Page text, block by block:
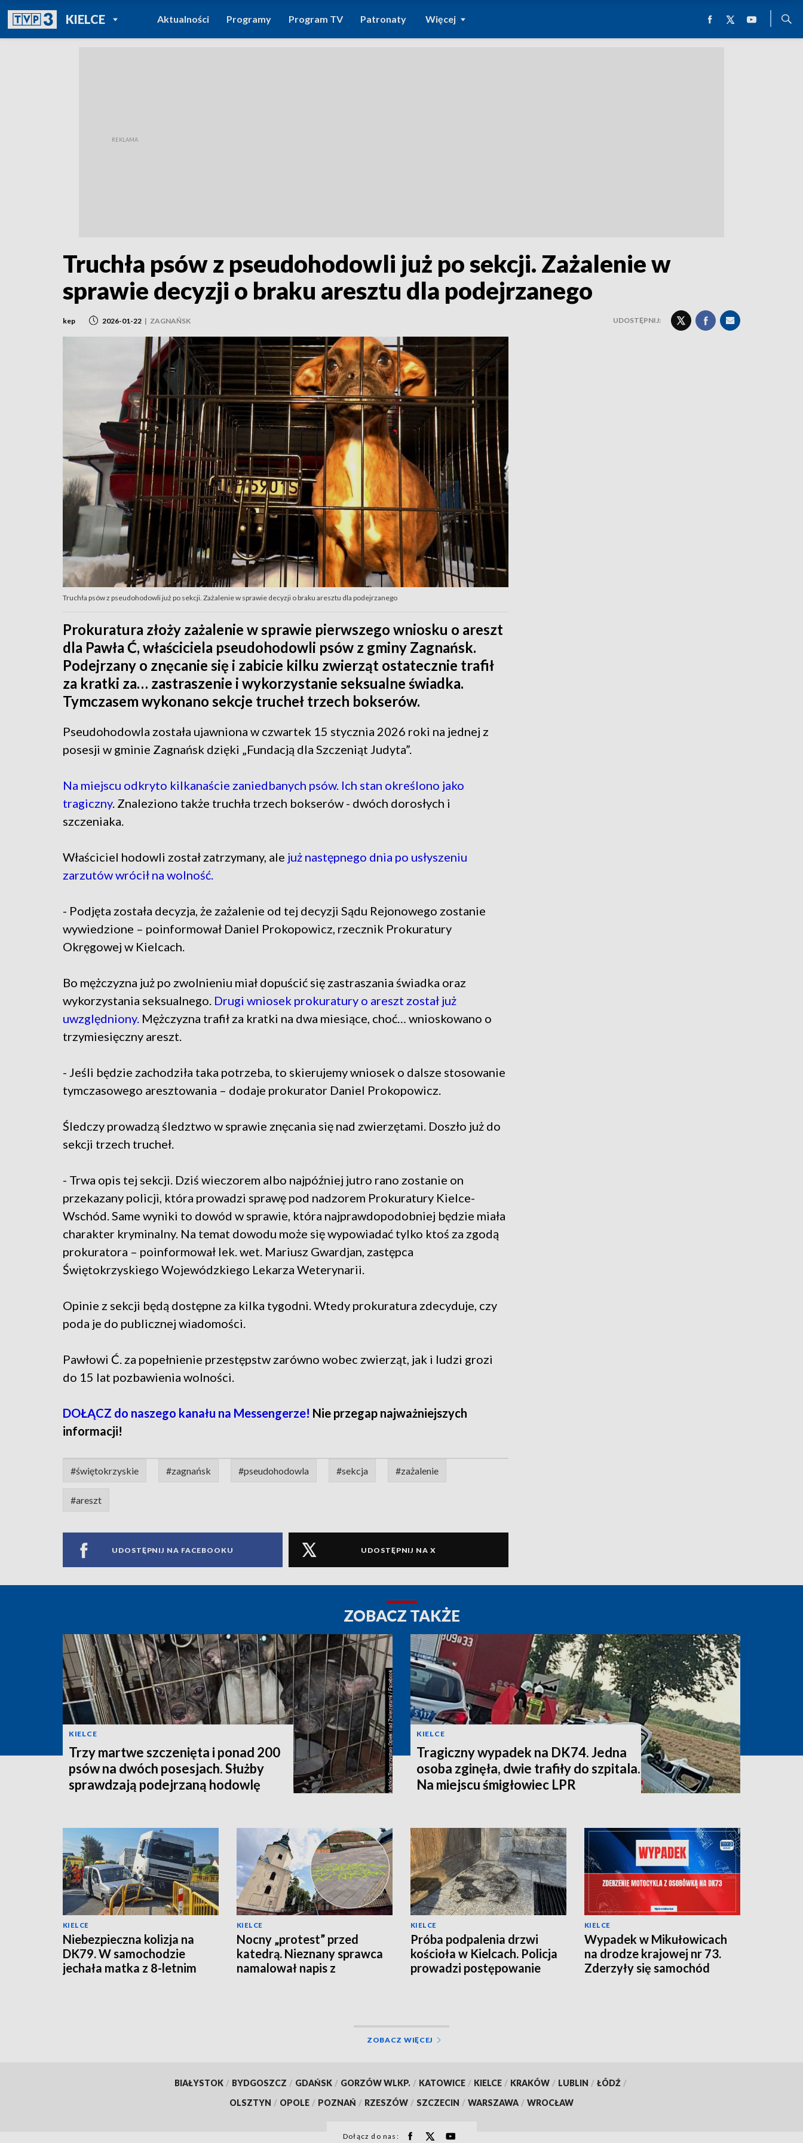
KIELCEPOWRÓT DO
TVP REGIONY
Aktualności Programy Program TV Patronaty Więcej
Truchła psów z pseudohodowli już po sekcji. Zażalenie w
sprawie decyzji o braku aresztu dla podejrzanego
kep 2026-01-22 | ZAGNAŃSK UDOSTĘPNIJ:
Truchła psów z pseudohodowli już po sekcji. Zażalenie w sprawie decyzji o braku aresztu dla podejrzanego
Prokuratura złoży zażalenie w sprawie pierwszego wniosku o areszt
dla Pawła Ć, właściciela pseudohodowli psów z gminy Zagnańsk.
Podejrzany o znęcanie się i zabicie kilku zwierząt ostatecznie trafił
za kratki za… zastraszenie i wykorzystanie seksualne świadka.
Tymczasem wykonano sekcje trucheł trzech bokserów.
Pseudohodowla została ujawniona w czwartek 15 stycznia 2026 roki na jednej z
posesji w gminie Zagnańsk dzięki „Fundacją dla Szczeniąt Judyta”.
Na miejscu odkryto kilkanaście zaniedbanych psów. Ich stan określono jako
tragiczny. Znaleziono także truchła trzech bokserów - dwóch dorosłych i
szczeniaka.
Właściciel hodowli został zatrzymany, ale już następnego dnia po usłyszeniu
zarzutów wrócił na wolność.
- Podjęta została decyzja, że zażalenie od tej decyzji Sądu Rejonowego zostanie
wywiedzione – poinformował Daniel Prokopowicz, rzecznik Prokuratury
Okręgowej w Kielcach.
Bo mężczyzna już po zwolnieniu miał dopuścić się zastraszania świadka oraz
wykorzystania seksualnego. Drugi wniosek prokuratury o areszt został już
uwzględniony. Mężczyzna trafił za kratki na dwa miesiące, choć… wnioskowano o
trzymiesięczny areszt.
- Jeśli będzie zachodziła taka potrzeba, to skierujemy wniosek o dalsze stosowanie
tymczasowego aresztowania – dodaje prokurator Daniel Prokopowicz.
Śledczy prowadzą śledztwo w sprawie znęcania się nad zwierzętami. Doszło już do
sekcji trzech trucheł.
- Trwa opis tej sekcji. Dziś wieczorem albo najpóźniej jutro rano zostanie on
przekazany policji, która prowadzi sprawę pod nadzorem Prokuratury Kielce-
Wschód. Same wyniki to dowód w sprawie, która najprawdopodobniej będzie miała
charakter kryminalny. Na temat dowodu może się wypowiadać tylko ktoś za zgodą
prokuratora – poinformował lek. wet. Mariusz Gwardjan, zastępca
Świętokrzyskiego Wojewódzkiego Lekarza Weterynarii.
Opinie z sekcji będą dostępne za kilka tygodni. Wtedy prokuratura zdecyduje, czy
poda je do publicznej wiadomości.
Pawłowi Ć. za popełnienie przestępstw zarówno wobec zwierząt, jak i ludzi grozi
do 15 lat pozbawienia wolności.
DOŁĄCZ do naszego kanału na Messengerze! Nie przegap najważniejszych
informacji!
#świętokrzyskie #zagnańsk #pseudohodowla #sekcja #zażalenie
#areszt
UDOSTĘPNIJ NA FACEBOOKU UDOSTĘPNIJ NA X
ZOBACZ TAKŻE
KIELCE
Trzy martwe szczenięta i ponad 200
psów na dwóch posesjach. Służby
sprawdzają podejrzaną hodowlę
KIELCE
Tragiczny wypadek na DK74. Jedna
osoba zginęła, dwie trafiły do szpitala.
Na miejscu śmigłowiec LPR
KIELCE
Niebezpieczna kolizja na
DK79. W samochodzie
jechała matka z 8-letnim
KIELCE
Nocny „protest” przed
katedrą. Nieznany sprawca
namalował napis z
KIELCE
Próba podpalenia drzwi
kościoła w Kielcach. Policja
prowadzi postępowanie
KIELCE
Wypadek w Mikułowicach
na drodze krajowej nr 73.
Zderzyły się samochód
ZOBACZ WIĘCEJ
BIAŁYSTOK / BYDGOSZCZ / GDAŃSK / GORZÓW WLKP. / KATOWICE / KIELCE / KRAKÓW / LUBLIN / ŁÓDŹ /
OLSZTYN / OPOLE / POZNAŃ / RZESZÓW / SZCZECIN / WARSZAWA / WROCŁAW
Dołącz do nas: